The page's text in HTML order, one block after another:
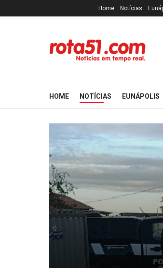
Home Notícias
HOME NOTÍCIAS EUNÁPOLIS